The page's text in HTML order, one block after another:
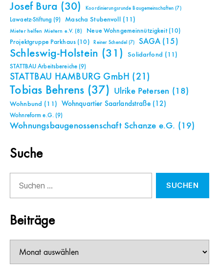
Josef Bura (30) Koordinierungsrunde Baugemeinschaften (7)
Lawaetz-Stiftung (9) Mascha Stubenvoll (11)
Mieter helfen Mietern e.V. (8) Neue Wohngemeinnützigkeit(10)
Projektgruppe Parkhaus (10) Reiner Schendel (7) SAGA(15)
Schleswig-Holstein (31) Solidarfond (11)
STATTBAU Arbeitsbereiche (9)
STATTBAU HAMBURG GmbH (21)
Tobias Behrens (37) Ulrike Petersen (18)
Wohnbund (11) Wohnquartier Saarlandstraße(12)
Wohnreform e.G. (9)
Wohnungsbaugenossenschaft Schanze e.G. (19)
Suche
nach:
Beiträge